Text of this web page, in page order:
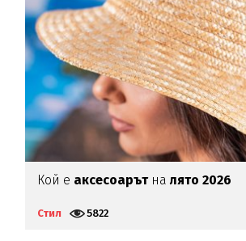
Кой е аксесоарътналято 2026
Стил 5822